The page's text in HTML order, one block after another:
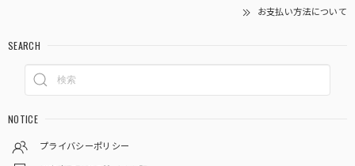
お支払い方法について
SEARCH
NOTICE
プライバシーポリシー